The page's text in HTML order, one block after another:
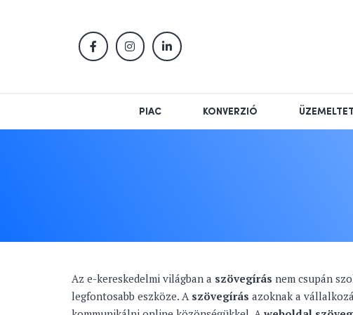
PIAC KONVERZIÓ
Az e-kereskedelmi világban a szövegírás nem csupán
legfontosabb eszköze. A szövegírás azoknak a